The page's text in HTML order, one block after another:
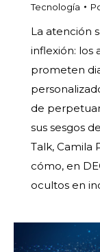
Tecnología
La atención
inflexión: los
prometen
de
sus sesgos
Talk, Camila
cómo, en
ocultos en